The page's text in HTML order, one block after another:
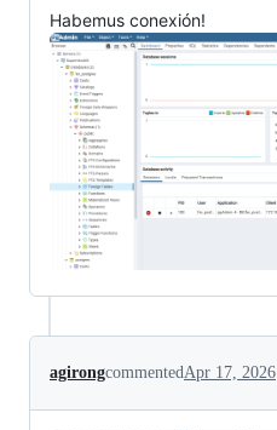
Habemus conexión!
agirongcommented Apr 17, 2026